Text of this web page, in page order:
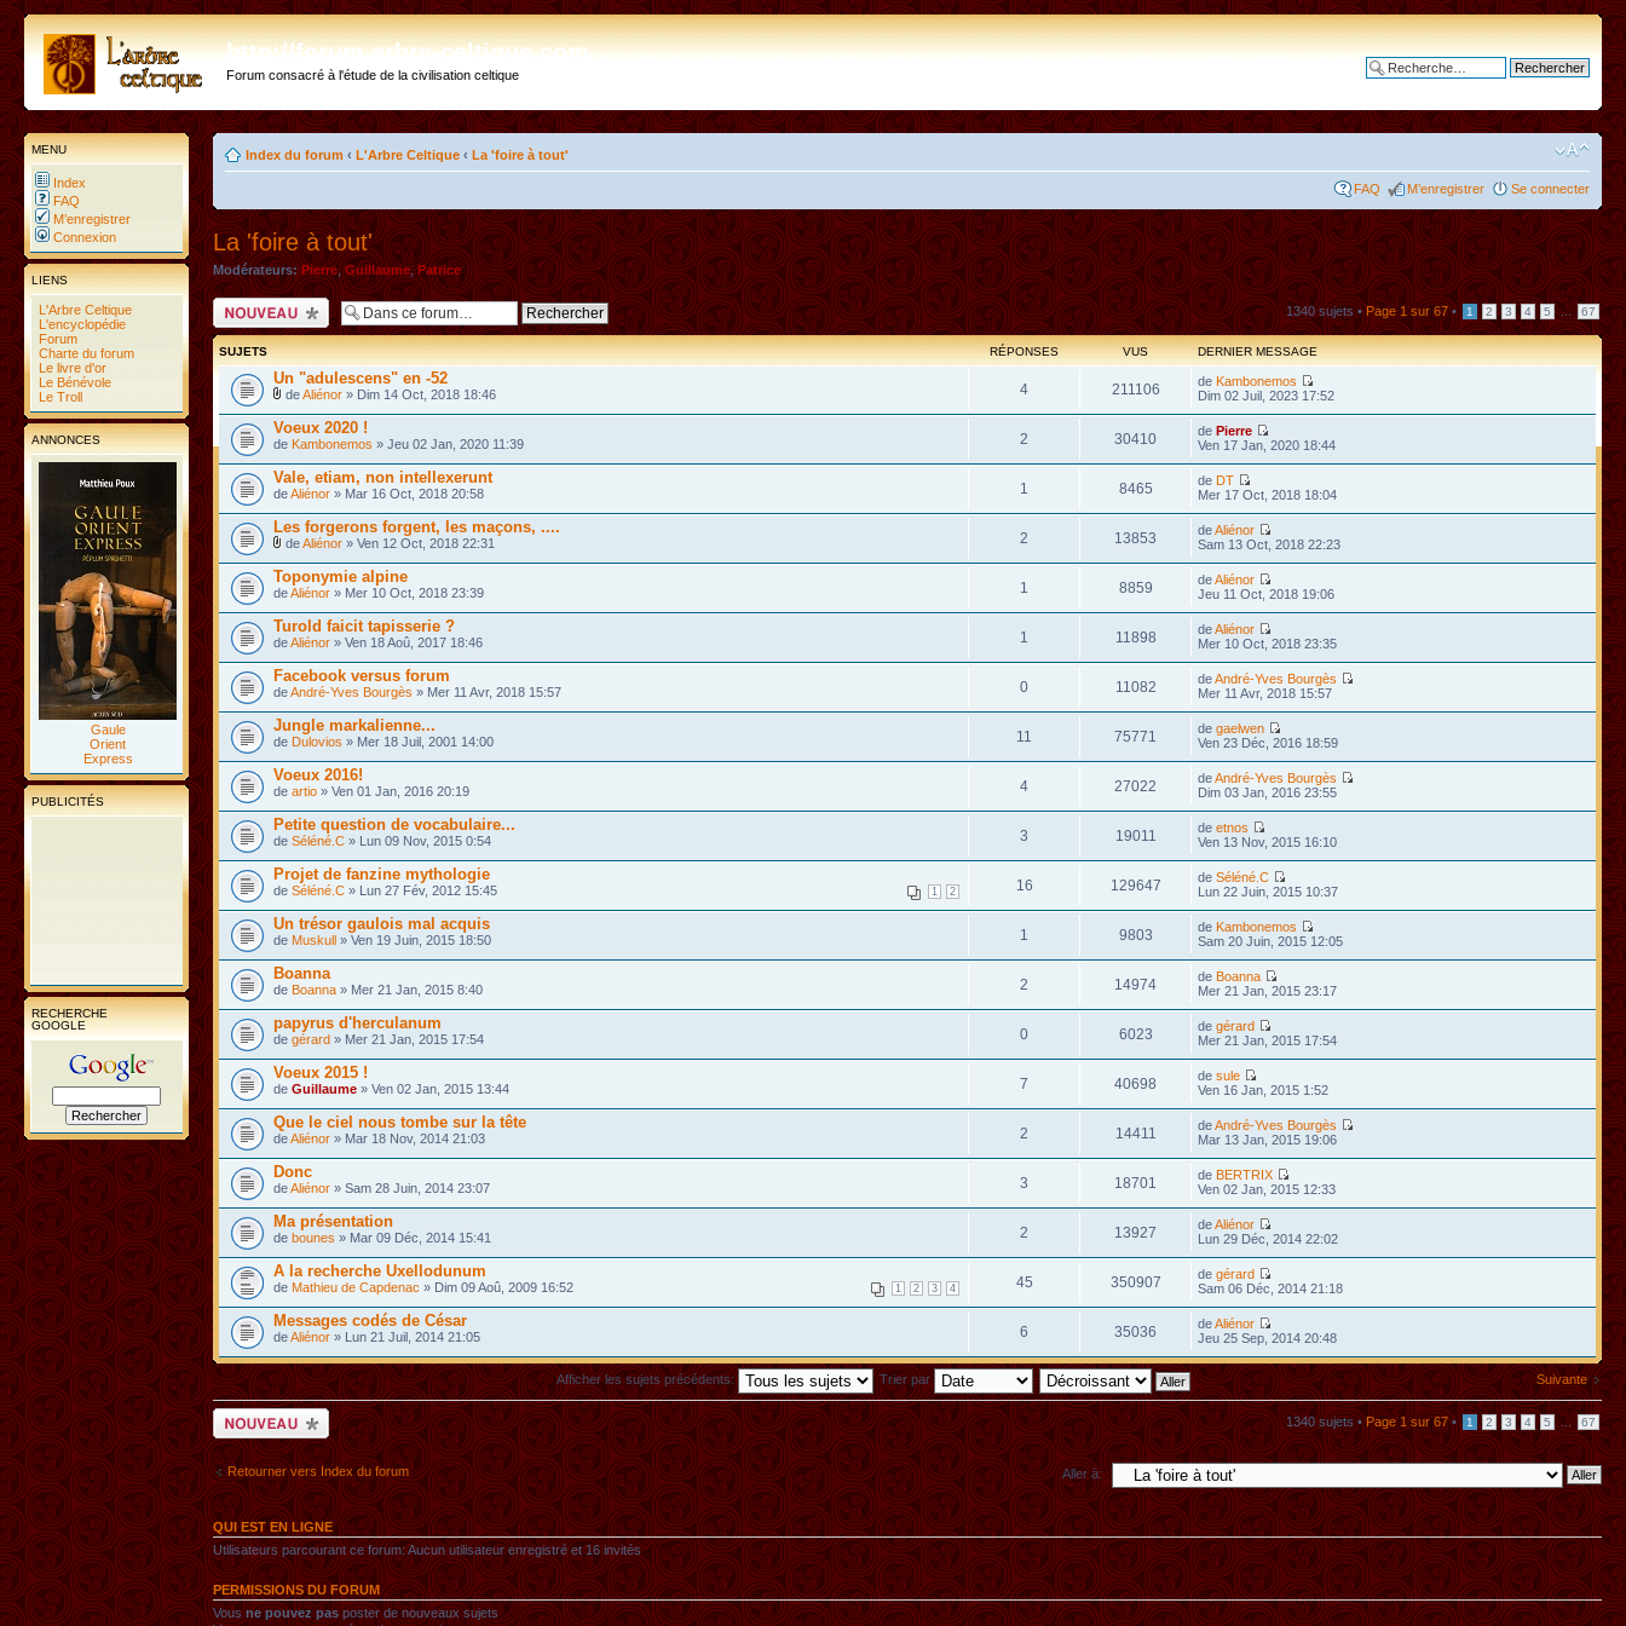
http://forum.arbre-celtique.com
Forum consacré à l'étude de la civilisation celtique
MENU
Index
FAQ
M’enregistrer
Connexion
LIENS
L'Arbre Celtique
L'encyclopédie
Forum
Charte du forum
Le livre d'or
Le Bénévole
Le Troll
ANNONCES
Gaule
Orient
Express
PUBLICITÉS
RECHERCHE
GOOGLE
Index du forum ‹ L'Arbre Celtique ‹ La 'foire à tout'
FAQ M’enregistrer Se connecter
La 'foire à tout'
Modérateurs: Pierre,Guillaume,Patrice
Ecrire un nouveau
sujet
1340 sujets •Page1sur67• 1 2 3 4 5 ... 67
SUJETS RÉPONSES VUS DERNIER MESSAGE
Un "adulescens" en -52
deAliénor » Dim 14 Oct, 2018 18:46 4 211106 deKambonemos
Dim 02 Juil, 2023 17:52
Voeux 2020 !
de Kambonemos » Jeu 02 Jan, 2020 11:39 2 30410 dePierre
Ven 17 Jan, 2020 18:44
Vale, etiam, non intellexerunt
deAliénor » Mar 16 Oct, 2018 20:58 1 8465 deDT
Mer 17 Oct, 2018 18:04
Les forgerons forgent, les maçons, ....
deAliénor » Ven 12 Oct, 2018 22:31 2 13853 deAliénor
Sam 13 Oct, 2018 22:23
Toponymie alpine
deAliénor » Mer 10 Oct, 2018 23:39 1 8859 deAliénor
Jeu 11 Oct, 2018 19:06
Turold faicit tapisserie ?
deAliénor » Ven 18 Aoû, 2017 18:46 1 11898 deAliénor
Mer 10 Oct, 2018 23:35
Facebook versus forum
deAndré-Yves Bourgès » Mer 11 Avr, 2018 15:57 0 11082 deAndré-Yves Bourgès
Mer 11 Avr, 2018 15:57
Jungle markalienne...
de Dulovios » Mer 18 Juil, 2001 14:00 11 75771 degaelwen
Ven 23 Déc, 2016 18:59
Voeux 2016!
de artio » Ven 01 Jan, 2016 20:19 4 27022 deAndré-Yves Bourgès
Dim 03 Jan, 2016 23:55
Petite question de vocabulaire...
de Séléné.C » Lun 09 Nov, 2015 0:54 3 19011 deetnos
Ven 13 Nov, 2015 16:10
Projet de fanzine mythologie
1 2
de Séléné.C » Lun 27 Fév, 2012 15:45 16 129647 deSéléné.C
Lun 22 Juin, 2015 10:37
Un trésor gaulois mal acquis
de Muskull » Ven 19 Juin, 2015 18:50 1 9803 de Kambonemos
Sam 20 Juin, 2015 12:05
Boanna
de Boanna » Mer 21 Jan, 2015 8:40 2 14974 deBoanna
Mer 21 Jan, 2015 23:17
papyrus d'herculanum
de gérard » Mer 21 Jan, 2015 17:54 0 6023 degérard
Mer 21 Jan, 2015 17:54
Voeux 2015 !
de Guillaume » Ven 02 Jan, 2015 13:44 7 40698 desule
Ven 16 Jan, 2015 1:52
Que le ciel nous tombe sur la tête
deAliénor » Mar 18 Nov, 2014 21:03 2 14411 deAndré-Yves Bourgès
Mar 13 Jan, 2015 19:06
Donc
deAliénor » Sam 28 Juin, 2014 23:07 3 18701 deBERTRIX
Ven 02 Jan, 2015 12:33
Ma présentation
de bounes » Mar 09 Déc, 2014 15:41 2 13927 deAliénor
Lun 29 Déc, 2014 22:02
A la recherche Uxellodunum
1 2 3 4
de Mathieu de Capdenac » Dim 09 Aoû, 2009 16:52 45 350907 degérard
Sam 06 Déc, 2014 21:18
Messages codés de César
deAliénor » Lun 21 Juil, 2014 21:05 6 35036 deAliénor
Jeu 25 Sep, 2014 20:48
Suivante
Afficher les sujets précédents: Trier par
Ecrire un nouveau
sujet
1340 sujets •Page1sur67• 1 2 3 4 5 ... 67
Retourner vers Index du forum Aller à:
QUI EST EN LIGNE
Utilisateurs parcourant ce forum: Aucun utilisateur enregistré et 16 invités
PERMISSIONS DU FORUM
Vousne pouvez pasposter de nouveaux sujets